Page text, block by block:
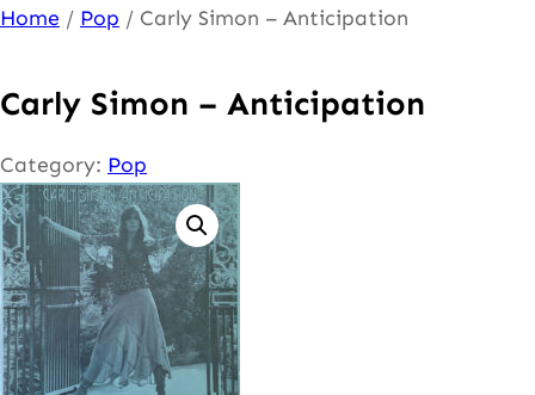
Ga
de
inhoud
Home / Pop / Carly Simon – Anticipation
Carly Simon – Anticipation
Category: Pop